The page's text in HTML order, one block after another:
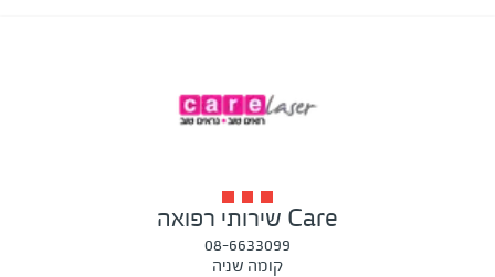
Care שירותי רפואה
08-6633099
קומה שניה